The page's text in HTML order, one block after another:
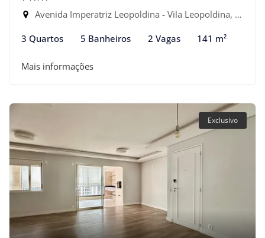
Avenida Imperatriz Leopoldina - Vila Leopoldina, São Paulo-SP
3 Quartos 5 Banheiros 2 Vagas 141 m²
Mais informações
Exclusivo